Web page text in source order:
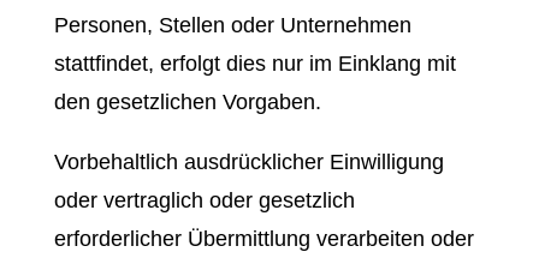
Personen, Stellen oder Unternehmen
stattfindet, erfolgt dies nur im Einklang mit
den gesetzlichen Vorgaben.
Vorbehaltlich ausdrücklicher Einwilligung
oder vertraglich oder gesetzlich
erforderlicher Übermittlung verarbeiten oder